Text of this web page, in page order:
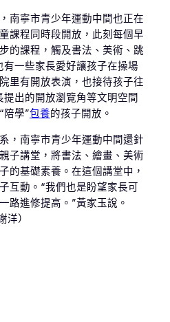
南寧市青少年運動中間也正在
課程同時段開放，此刻每個早
的課程，觸及書法、美術、跳
一些家長愛好讓孩子在操場
里有開放表演，也接待孩子往
出的開放瀏覽角等文明空間
陪學”包養的孩子開放。
，南寧市青少年運動中間還針
子講堂，將書法、繪畫、美術
的基礎素養。在這個講堂中，
互動。“我們也是盼望家長可
路進修提高。”黃家玉說。
洋）